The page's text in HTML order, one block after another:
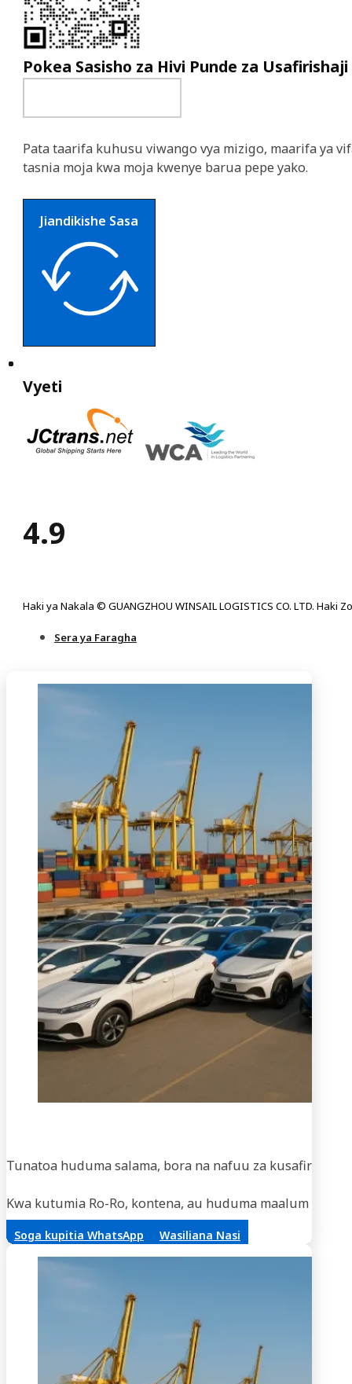
Pokea Sasisho za Hivi Punde za Usafirishaji
Pata taarifa kuhusu viwango vya mizigo, maarifa ya
tasnia moja kwa moja kwenye barua pepe yako.
Jiandikishe Sasa
Vyeti
4.9
Haki ya Nakala © GUANGZHOU WINSAIL LOGISTICS CO. LTD. Haki
Sera ya Faragha
Tunatoa huduma salama, bora na nafuu za kusafirisha
Kwa kutumia Ro-Ro, kontena, au huduma maalum za
Soga kupitia WhatsApp Wasiliana Nasi